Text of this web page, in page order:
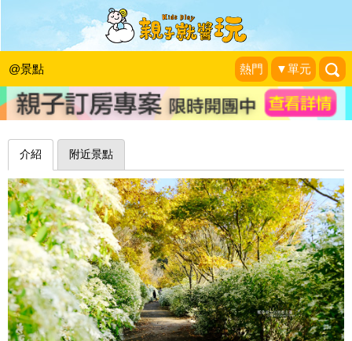
@景點 熱門 ▼單元
黃金楓、白雪木交織，迷人金黃雪白美
景～台中沐心泉休閒農場
藍色起士的美食主義|2018-12-02
介紹 附近景點